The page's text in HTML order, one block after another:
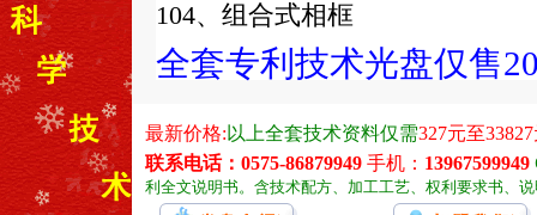
104、组合式相框
全套专利技术光盘仅售